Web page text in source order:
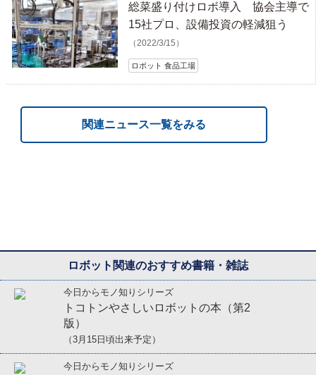
総菜盛り付けロボ導入 協会主導で
15社プロ、設備投資の軽減狙う
（2022/3/15）
ロボット 食品工場
関連ニュース一覧をみる
ロボット関連のおすすめ書籍・雑誌
今日からモノ知りシリーズ
トコトンやさしいロボットの本（第2
版）
（3月15日頃出来予定）
今日からモノ知りシリーズ